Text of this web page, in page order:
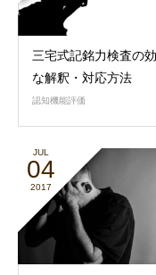
三宅式記銘力検査の
な解釈・対応方法
認知機能評価
JUL
04
2017